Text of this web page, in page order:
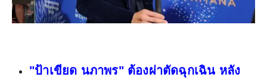
"ป้าเขียด นภาพร" ต้องผ่าตัดฉุกเฉิน หลัง